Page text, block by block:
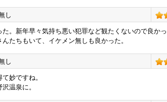
し
。新年早々気持ち悪い犯罪など観たくないので良かっ
たちもいて、イケメン無しも良かった。
し
妙ですね。
温泉に。